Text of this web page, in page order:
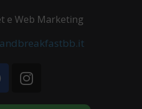
e Web Marketing